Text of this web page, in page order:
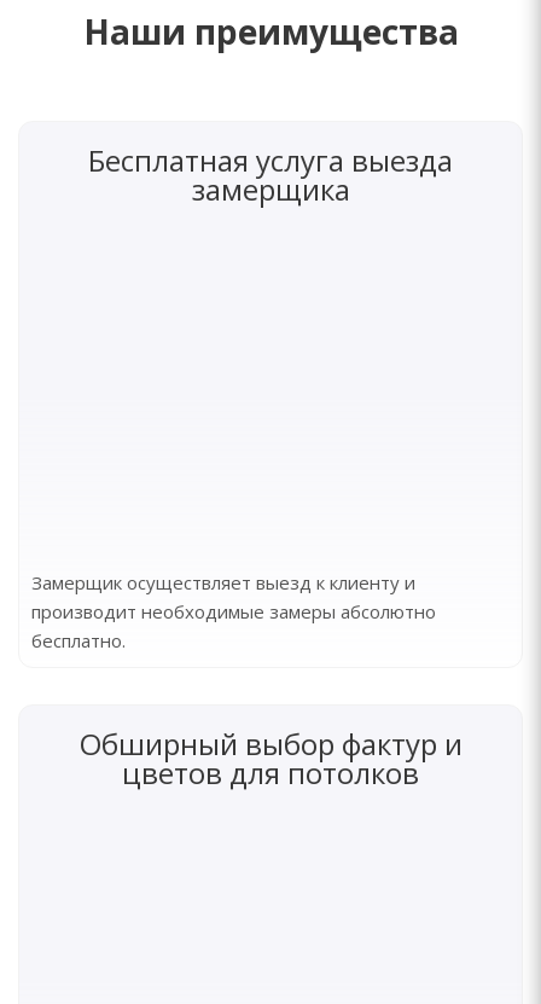
Наши преимущества
Бесплатная услуга выезда
замерщика
Замерщик осуществляет выезд к клиенту и
производит необходимые замеры абсолютно
бесплатно.
Обширный выбор фактур и
цветов для потолков